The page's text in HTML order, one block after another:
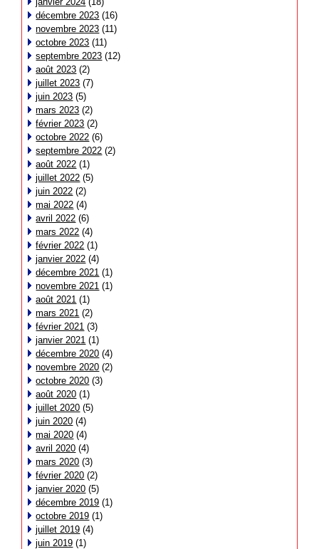
décembre 2023 (16)
novembre 2023 (11)
octobre 2023 (11)
septembre 2023 (12)
août 2023 (2)
juillet 2023 (7)
juin 2023 (5)
mars 2023 (2)
février 2023 (2)
octobre 2022 (6)
septembre 2022 (2)
août 2022 (1)
juillet 2022 (5)
juin 2022 (2)
mai 2022 (4)
avril 2022 (6)
mars 2022 (4)
février 2022 (1)
janvier 2022 (4)
décembre 2021 (1)
novembre 2021 (1)
août 2021 (1)
mars 2021 (2)
février 2021 (3)
janvier 2021 (1)
décembre 2020 (4)
novembre 2020 (2)
octobre 2020 (3)
août 2020 (1)
juillet 2020 (5)
juin 2020 (4)
mai 2020 (4)
avril 2020 (4)
mars 2020 (3)
février 2020 (2)
janvier 2020 (5)
décembre 2019 (1)
octobre 2019 (1)
juillet 2019 (4)
juin 2019 (1)